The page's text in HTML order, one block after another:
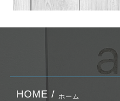
HOME / ホーム